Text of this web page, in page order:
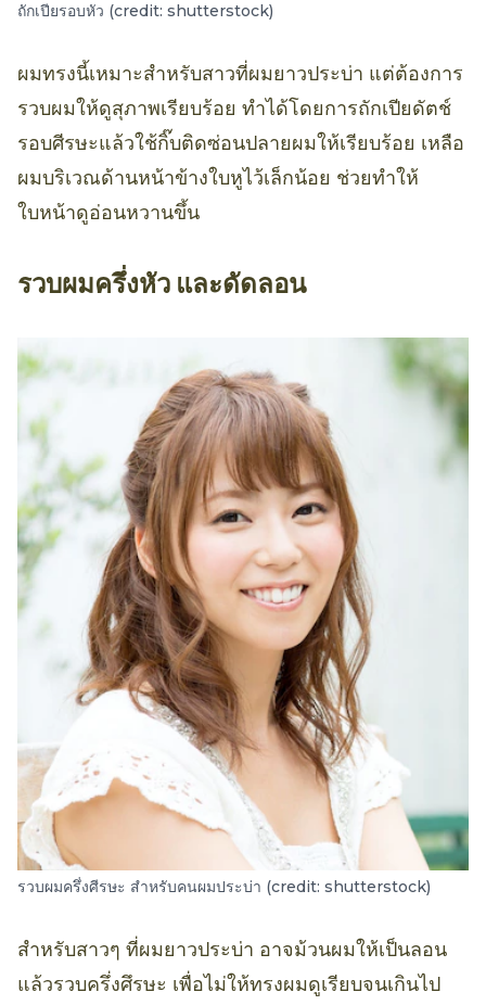
ถักเปียรอบหัว (credit: shutterstock)
ผมทรงนี้เหมาะสำหรับสาวที่ผมยาวประบ่า แต่ต้องการ
รวบผมให้ดูสุภาพเรียบร้อย ทำได้โดยการถักเปียดัตช์
รอบศีรษะแล้วใช้กิ๊บติดซ่อนปลายผมให้เรียบร้อย เหลือ
ผมบริเวณด้านหน้าข้างใบหูไว้เล็กน้อย ช่วยทำให้
ใบหน้าดูอ่อนหวานขึ้น
รวบผมครึ่งหัว และดัดลอน
รวบผมครึ่งศีรษะ สำหรับคนผมประบ่า (credit: shutterstock)
สำหรับสาวๆ ที่ผมยาวประบ่า อาจม้วนผมให้เป็นลอน
แล้วรวบครึ่งศึรษะ เพื่อไม่ให้ทรงผมดูเรียบจนเกินไป